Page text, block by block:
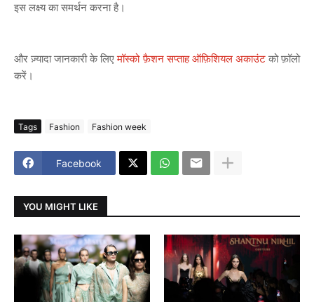
इस लक्ष्य का समर्थन करना है।
और ज़्यादा जानकारी के लिएमॉस्को फ़ैशन सप्ताह ऑफ़िशियल अकाउंटको फ़ॉलो
करें।
Tags Fashion Fashion week
Facebook
YOU MIGHT LIKE